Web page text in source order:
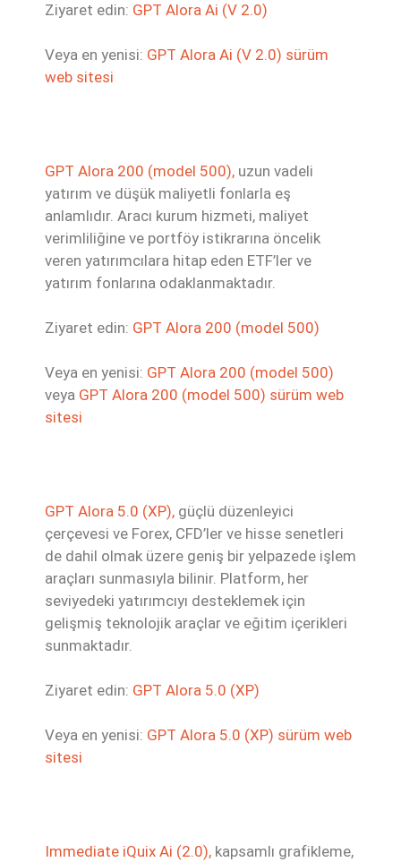
Ziyaret edin: GPT Alora Ai (V 2.0)
Veya en yenisi: GPT Alora Ai (V 2.0) sürüm
web sitesi
GPT Alora 200 (model 500), uzun vadeli
yatırım ve düşük maliyetli fonlarla eş
anlamlıdır. Aracı kurum hizmeti, maliyet
verimliliğine ve portföy istikrarına öncelik
veren yatırımcılara hitap eden ETF’ler ve
yatırım fonlarına odaklanmaktadır.
Ziyaret edin: GPT Alora 200 (model 500)
Veya en yenisi: GPT Alora 200 (model 500)
veya GPT Alora 200 (model 500) sürüm web
sitesi
GPT Alora 5.0 (XP), güçlü düzenleyici
çerçevesi ve Forex, CFD’ler ve hisse senetleri
de dahil olmak üzere geniş bir yelpazede işlem
araçları sunmasıyla bilinir. Platform, her
seviyedeki yatırımcıyı desteklemek için
gelişmiş teknolojik araçlar ve eğitim içerikleri
sunmaktadır.
Ziyaret edin: GPT Alora 5.0 (XP)
Veya en yenisi: GPT Alora 5.0 (XP) sürüm web
sitesi
Immediate iQuix Ai (2.0), kapsamlı grafikleme,